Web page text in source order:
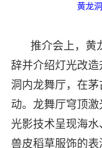
黄龙
推介会上，黄
辞并介绍灯光改
洞内龙舞厅，在
动。龙舞厅穹顶
光影技术呈现海
兽皮稻草服饰的